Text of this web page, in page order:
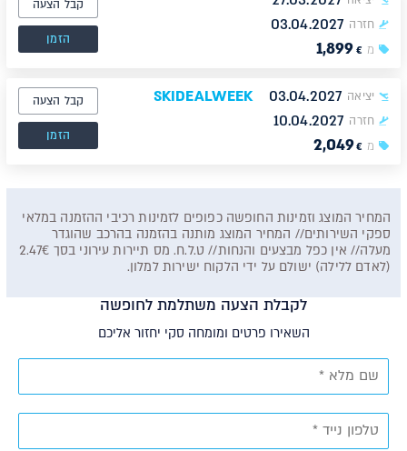
חזרה 03.04.2027
מ 1,899 €
קבל הצעה
הזמן
יציאה 03.04.2027
SKIDEALWEEK
חזרה 10.04.2027
מ 2,049 €
קבל הצעה
הזמן
המחיר המוצג וזמינות החופשה כפופים לזמינות רכיבי ההזמנה במלאי
ספקי השירותים// המחיר המוצג מותנה בהזמנה בהרכב שהוגדר
מעלה// אין כפל מבצעים והנחות// ט.ל.ח. מס תיירות עירוני בסך 2.47€
(לאדם ללילה) ישולם על ידי הלקוח ישירות למלון.
לקבלת הצעה משתלמת לחופשה
השאירו פרטים ומומחה סקי יחזור אליכם